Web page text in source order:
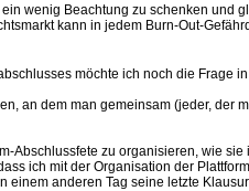
wenig Beachtung zu schenken und
kann in jedem Burn-Out-
möchte ich noch die Frage
an dem man gemeinsam (jeder, der
Abschlussfete zu organisieren, wie sie
ich mit der Organisation der
einem anderen Tag seine letzte